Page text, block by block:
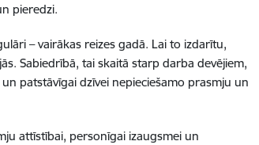
pieredzi.
– vairākas reizes gadā. Lai to izdarītu,
Sabiedrībā, tai skaitā starp darba devējiem,
patstāvīgai dzīvei nepieciešamo prasmju un
attīstībai, personīgai izaugsmei un